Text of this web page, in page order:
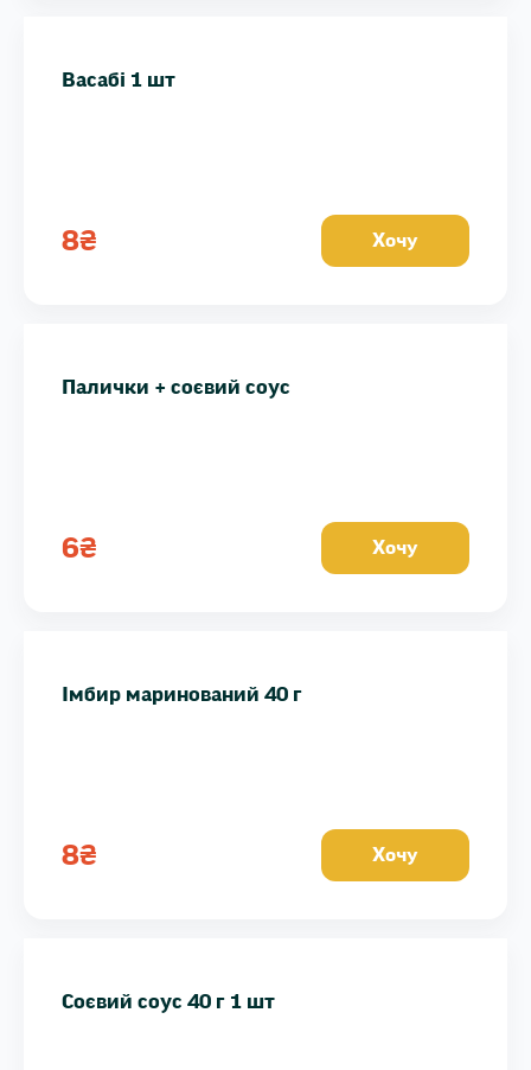
Васабі 1 шт
8₴ Хочу
Палички + соєвий соус
6₴ Хочу
Імбир маринований 40 г
8₴ Хочу
Соєвий соус 40 г 1 шт